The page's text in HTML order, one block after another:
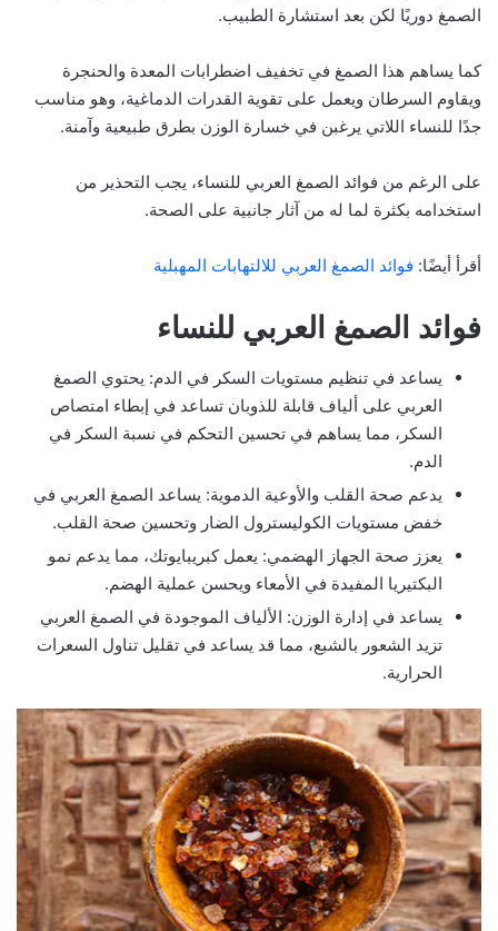
الصمغ دوريًا لكن بعد استشارة الطبيب.
كما يساهم هذا الصمغ في تخفيف اضطرابات المعدة والحنجرة
ويقاوم السرطان ويعمل على تقوية القدرات الدماغية، وهو مناسب
جدًا للنساء اللاتي يرغبن في خسارة الوزن بطرق طبيعية وآمنة.
على الرغم من فوائد الصمغ العربي للنساء، يجب التحذير من
استخدامه بكثرة لما له من آثار جانبية على الصحة.
أقرأ أيضًا: فوائد الصمغ العربي للالتهابات المهبلية
فوائد الصمغ العربي للنساء
يساعد في تنظيم مستويات السكر في الدم: يحتوي الصمغ
العربي على ألياف قابلة للذوبان تساعد في إبطاء امتصاص
السكر، مما يساهم في تحسين التحكم في نسبة السكر في
الدم.
يدعم صحة القلب والأوعية الدموية: يساعد الصمغ العربي في
خفض مستويات الكوليسترول الضار وتحسين صحة القلب.
يعزز صحة الجهاز الهضمي: يعمل كبريبايوتك، مما يدعم نمو
البكتيريا المفيدة في الأمعاء ويحسن عملية الهضم.
يساعد في إدارة الوزن: الألياف الموجودة في الصمغ العربي
تزيد الشعور بالشبع، مما قد يساعد في تقليل تناول السعرات
الحرارية.